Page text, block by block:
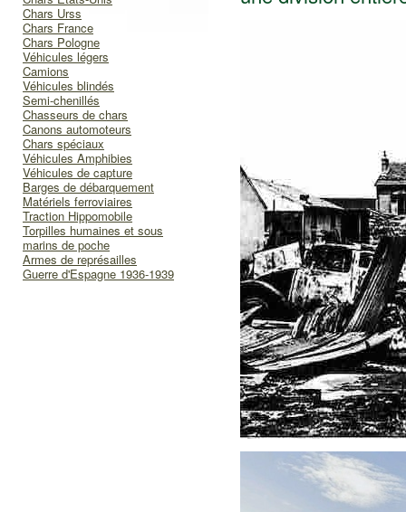
Chars Urss
Chars France
Chars Pologne
Véhicules légers
Camions
Véhicules blindés
Semi-chenillés
Chasseurs de chars
Canons automoteurs
Chars spéciaux
Véhicules Amphibies
Véhicules de capture
Barges de débarquement
Matériels ferroviaires
Traction Hippomobile
Torpilles humaines et sous
marins de poche
Armes de représailles
Guerre d'Espagne 1936-1939